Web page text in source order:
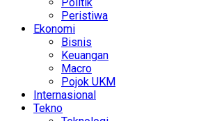
Peristiwa
Ekonomi
Bisnis
Keuangan
Macro
Pojok UKM
Internasional
Tekno